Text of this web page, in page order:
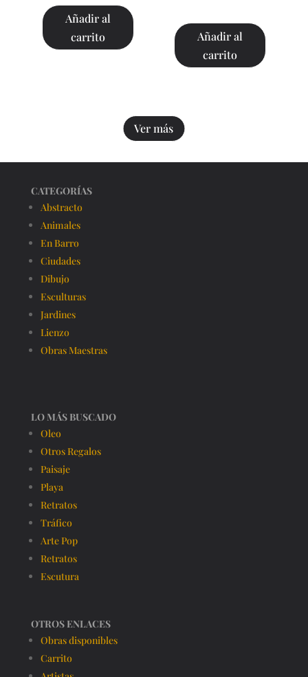
Añadir al
carrito
Añadir al
carrito
Ver más
CATEGORÍAS
Abstracto
Animales
En Barro
Ciudades
Dibujo
Esculturas
Jardines
Lienzo
Obras Maestras
LO MÁS BUSCADO
Oleo
Otros Regalos
Paisaje
Playa
Retratos
Tráfico
Arte Pop
Retratos
Escutura
OTROS ENLACES
Obras disponibles
Carrito